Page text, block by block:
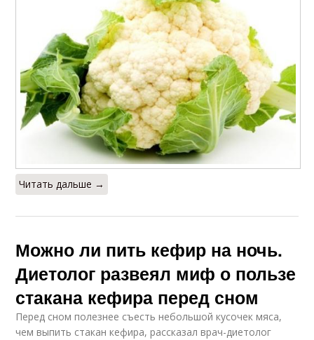
Читать дальше →
Можно ли пить кефир на ночь.
Диетолог развеял миф о пользе
стакана кефира перед сном
Перед сном полезнее съесть небольшой кусочек мяса,
чем выпить стакан кефира, рассказал врач-диетолог